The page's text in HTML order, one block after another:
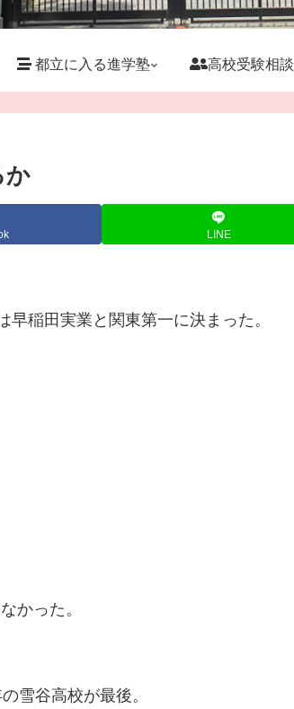
都立に入る進学塾 高校受験相談
か
LINE
稲田実業と関東第一に決まった。
かった。
雪谷高校が最後。